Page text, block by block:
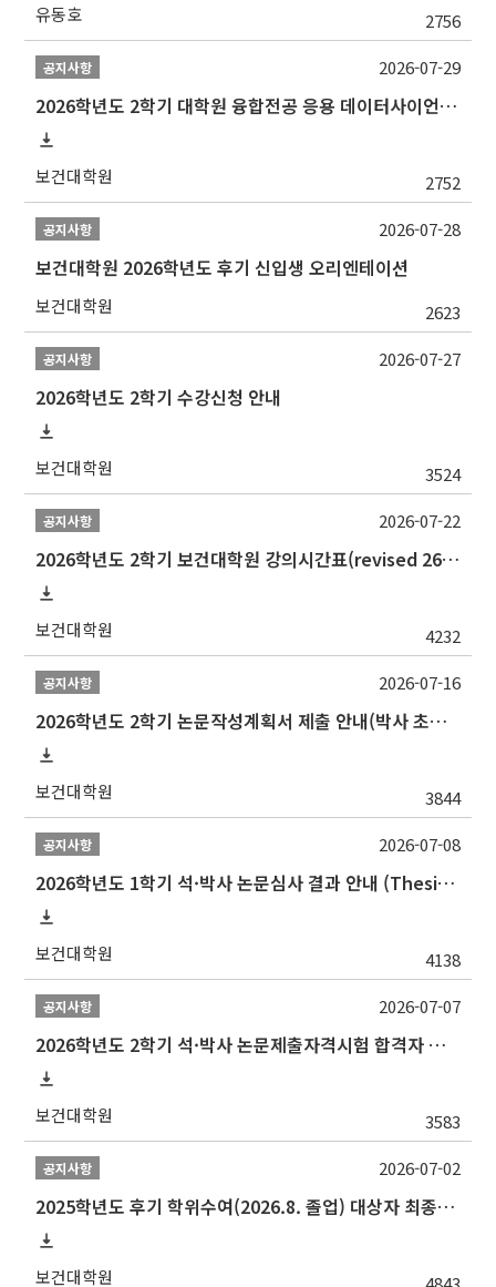
유동호 2756
공지사항
2026학년도 2학기 대학원 융합전공 응용 데이터사이언스 선발 계획 알림
보건대학원 2752
2026-07-29
공지사항
보건대학원 2026학년도 후기 신입생 오리엔테이션
보건대학원 2623
2026-07-28
공지사항
2026학년도 2학기 수강신청 안내
보건대학원 3524
2026-07-27
공지사항
2026학년도 2학기 보건대학원 강의시간표(revised 260803)(2026 2nd SEMESTER SNU GSPH TIMETABLE)
보건대학원 4232
2026-07-22
공지사항
2026학년도 2학기 논문작성계획서 제출 안내(박사 초심 일정 포함)_Thesis Proposal
보건대학원 3844
2026-07-16
공지사항
2026학년도 1학기 석·박사 논문심사 결과 안내 (Thesis Defense Result)
보건대학원 4138
2026-07-08
공지사항
2026학년도 2학기 석·박사 논문제출자격시험 합격자 공고(TSQ Exam Result)
보건대학원 3583
2026-07-07
공지사항
2025학년도 후기 학위수여(2026.8. 졸업) 대상자 최종인준 논문 제출 안내
보건대학원
2026-07-02